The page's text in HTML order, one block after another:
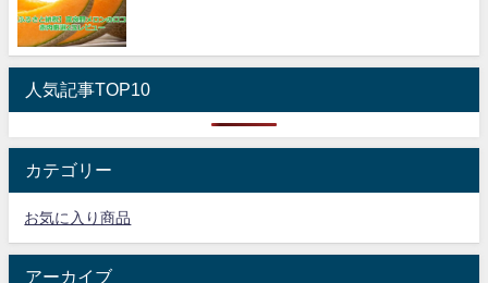
人気記事TOP10
カテゴリー
お気に入り商品
アーカイブ